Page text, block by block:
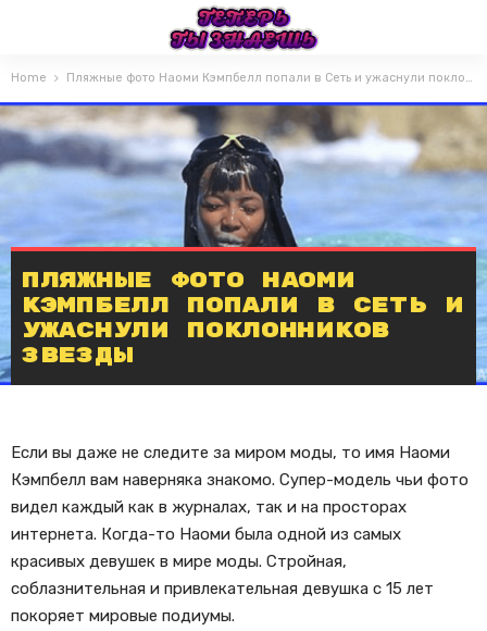
Home Пляжные фото Наоми Кэмпбелл попали в Сеть и ужаснули поклонников звезды
Пляжные фото Наоми
Кэмпбелл попали в Сеть и
ужаснули поклонников
звезды
Если вы даже не следите за миром моды, то имя Наоми
Кэмпбелл вам наверняка знакомо. Супер-модель чьи фото
видел каждый как в журналах, так и на просторах
интернета. Когда-то Наоми была одной из самых
красивых девушек в мире моды. Стройная,
соблазнительная и привлекательная девушка с 15 лет
покоряет мировые подиумы.